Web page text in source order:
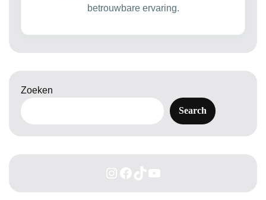
betrouwbare ervaring.
Zoeken
Search